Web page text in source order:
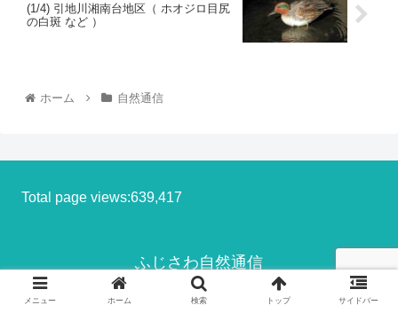
(1/4) 引地川湘南台地区（ ホオジロ目尻
の白斑 など ）
ホーム 自然通信
Total page views:639,417
ふじさわ自然通信
© 2013-2026 ふじさわ自然通信.
メニュー ホーム 検索 トップ サイドバー